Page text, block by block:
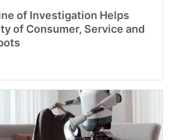
of Investigation Helps
of Consumer, Service and